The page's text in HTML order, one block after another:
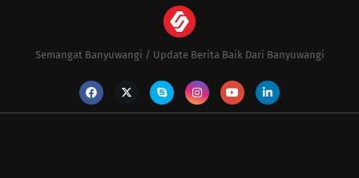
Semangat Banyuwangi / Update Berita Baik Dari Banyuwangi